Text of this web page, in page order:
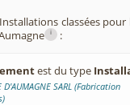
classées
i :
est du type
D'AUMAGNE SARL (Fabrication